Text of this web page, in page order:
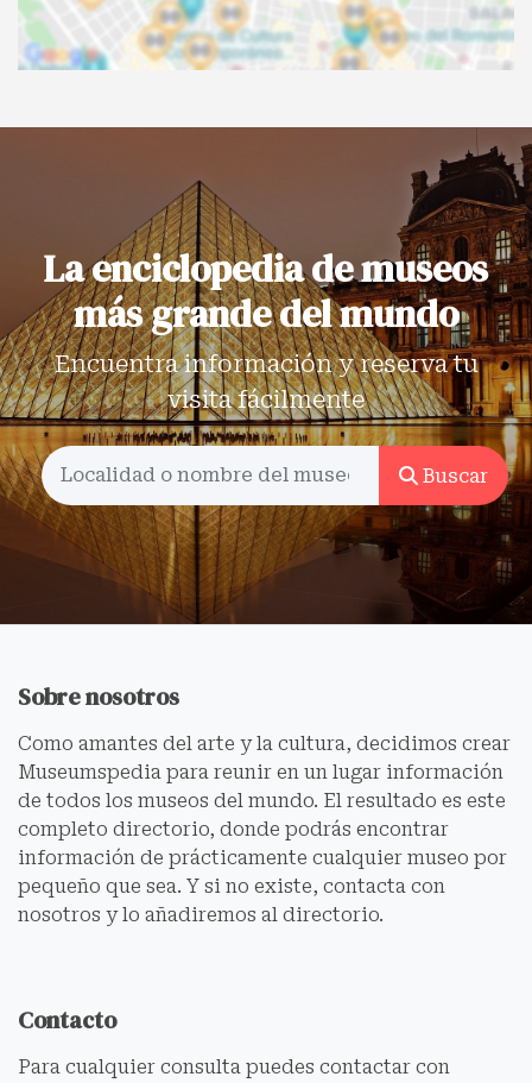
La enciclopedia de museos
más grande del mundo
Encuentra información y reserva tu
visita fácilmente
Buscar
Sobre nosotros
Como amantes del arte y la cultura, decidimos crear
Museumspedia para reunir en un lugar información
de todos los museos del mundo. El resultado es este
completo directorio, donde podrás encontrar
información de prácticamente cualquier museo por
pequeño que sea. Y si no existe, contacta con
nosotros y lo añadiremos al directorio.
Contacto
Para cualquier consulta puedes contactar con